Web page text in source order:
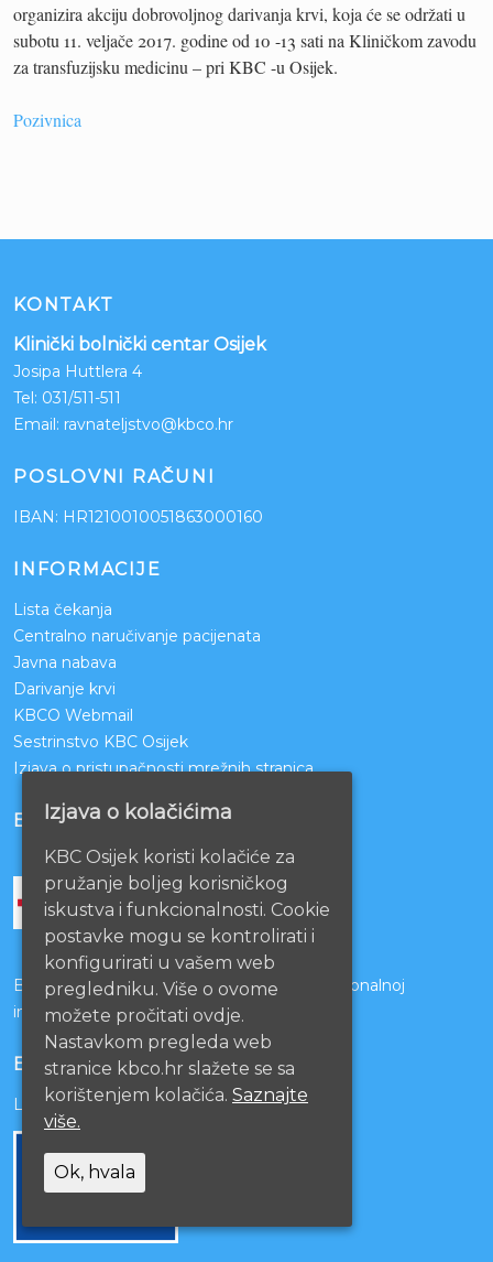
organizira akciju dobrovoljnog darivanja krvi, koja će se održati u
subotu 11. veljače 2017. godine od 10 -13 sati na Kliničkom zavodu
za transfuzijsku medicinu – pri KBC -u Osijek.
Pozivnica
KONTAKT
Klinički bolnički centar Osijek
Josipa Huttlera 4
Tel: 031/511-511
Email: ravnateljstvo@kbco.hr
POSLOVNI RAČUNI
IBAN: HR1210010051863000160
INFORMACIJE
Lista čekanja
Centralno naručivanje pacijenata
Javna nabava
Darivanje krvi
KBCO Webmail
Sestrinstvo KBC Osijek
Izjava o pristupačnosti mrežnih stranica
BOLNICE PARTNERI
Bolnice s kojima je potpisan ugovor o funkcionalnoj
integraciji
EU PROJEKTI
Lista projekata
Izjava o kolačićima
KBC Osijek koristi kolačiće za
pružanje boljeg korisničkog
iskustva i funkcionalnosti. Cookie
postavke mogu se kontrolirati i
konfigurirati u vašem web
pregledniku. Više o ovome
možete pročitati ovdje.
Nastavkom pregleda web
stranice kbco.hr slažete se sa
korištenjem kolačića. Saznajte
više.
Ok, hvala